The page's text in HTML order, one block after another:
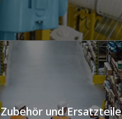
Zubehör und Ersatzteile​